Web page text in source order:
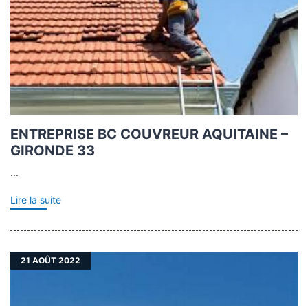
ENTREPRISE BC COUVREUR AQUITAINE –
GIRONDE 33
...
Lire la suite
21 AOÛT 2022